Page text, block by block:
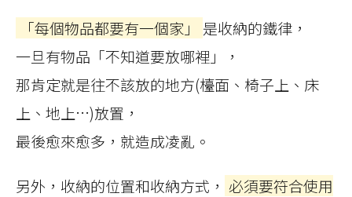
「每個物品都要有一個家」
是收納的鐵律，
一旦有物品「不知道要放哪裡」，
那肯定就是往不該放的地方(檯面、椅子上、床
上、地上…)放置，
最後愈來愈多，就造成凌亂。
另外，收納的位置和收納方式， 必須要符合使用